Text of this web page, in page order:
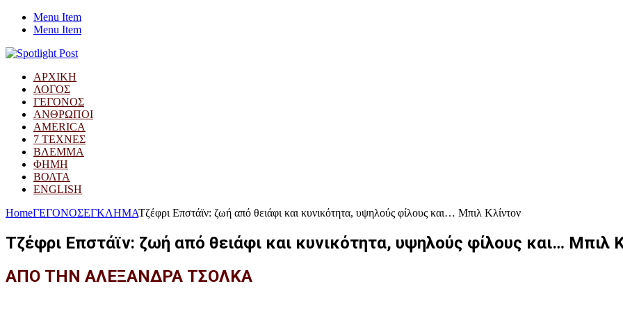
Menu Item
Menu Item
ΑΡΧΙΚΗ
ΛΟΓΟΣ
ΓΕΓΟΝΟΣ
ΑΝΘΡΩΠΟΙ
AMERICA
7 ΤΕΧΝΕΣ
ΒΛΕΜΜΑ
ΦΗΜΗ
ΒΟΛΤΑ
ENGLISH
HomeΓΕΓΟΝΟΣΕΓΚΛΗΜΑΤζέφρι Επστάϊν: ζωή από θειάφι και κυνικότητα, υψηλούς φίλους και… Μπιλ Κλίντον
Τζέφρι Επστάϊν: ζωή από θειάφι και κυνικότητα, υψηλούς φίλους και… Μπιλ
ΑΠΟ ΤΗΝ ΑΛΕΞΑΝΔΡΑ ΤΣΟΛΚΑ